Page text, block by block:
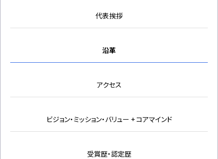
代表挨拶
沿革
アクセス
ビジョン・ミッション・バリュー + コアマインド
受賞歴・認定歴